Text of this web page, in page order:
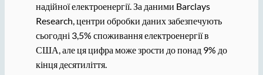
надійної електроенергії. За даними Barclays
Research, центри обробки даних забезпечують
сьогодні 3,5% споживання електроенергії в
США, але ця цифра може зрости до понад 9% до
кінця десятиліття.